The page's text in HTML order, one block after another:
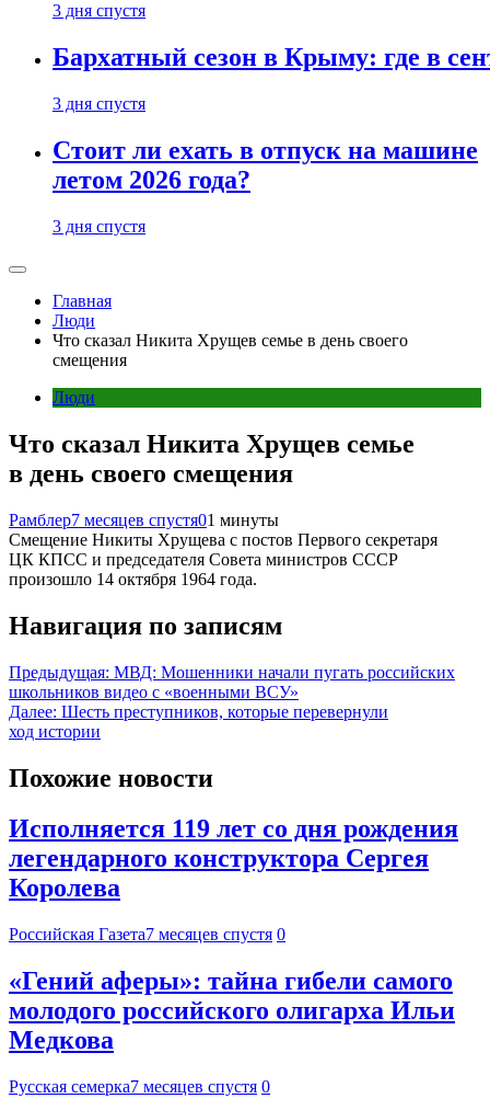
3 дня спустя
Бархатный сезон в Крыму: где в
3 дня спустя
Стоит ли ехать в отпуск на машине
летом 2026 года?
3 дня спустя
Главная
Люди
Что сказал Никита Хрущев семье в день своего
смещения
Люди
Что сказал Никита Хрущев семье
в день своего смещения
Рамблер7 месяцев спустя01 минуты
Смещение Никиты Хрущева с постов Первого секретаря
ЦК КПСС и председателя Совета министров СССР
произошло 14 октября 1964 года.
Навигация по записям
Предыдущая: МВД: Мошенники начали пугать российских
школьников видео с «военными ВСУ»
Далее: Шесть преступников, которые перевернули
ход истории
Похожие новости
Исполняется 119 лет со дня рождения
легендарного конструктора Сергея
Королева
Российская Газета7 месяцев спустя 0
«Гений аферы»: тайна гибели самого
молодого российского олигарха Ильи
Медкова
Русская семерка7 месяцев спустя 0